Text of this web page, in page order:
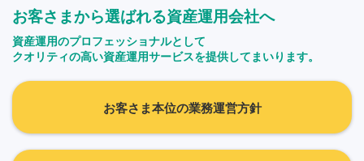
お客さまから選ばれる資産運用会社へ
資産運用のプロフェッショナルとして
クオリティの高い資産運用サービスを提供してまいります。
お客さま本位の業務運営方針